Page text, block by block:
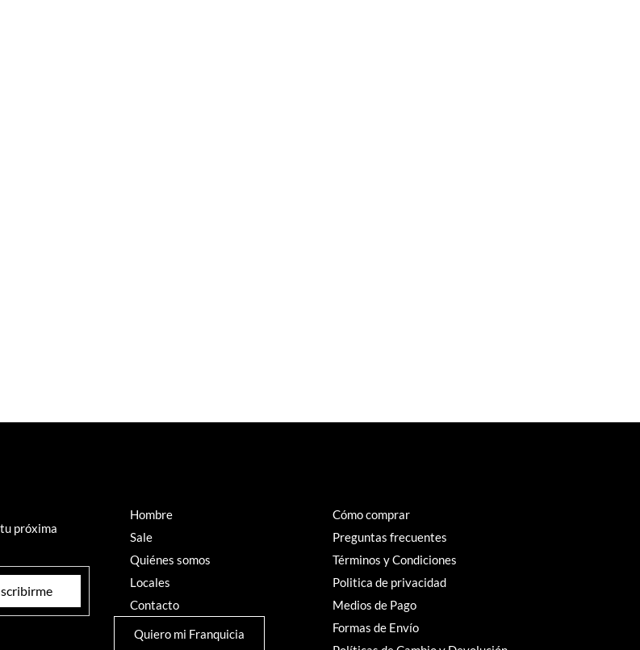
próxima
Hombre
Sale
Quiénes somos
Locales
Contacto
Quiero mi Franquicia
Cómo comprar
Preguntas frecuentes
Términos y Condiciones
Politica de privacidad
Medios de Pago
Formas de Envío